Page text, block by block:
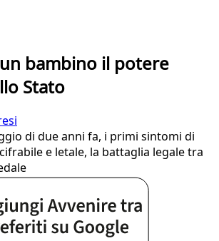
bambino il potere
Stato
di due anni fa, i primi sintomi di
e letale, la battaglia legale tra